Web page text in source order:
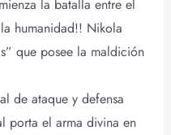
la batalla entre el
humanidad!! Nikola
que posee la maldición
de ataque y defensa
porta el arma divina en